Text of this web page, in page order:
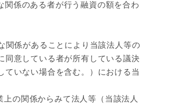
係のある者が行う融資の額を合わ
関係があることにより当該法人等の
同意している者が所有している議決
いない場合を含む。）における当
の関係からみて法人等（当該法人